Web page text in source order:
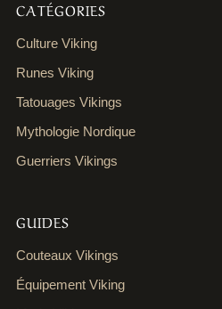
CATÉGORIES
Culture Viking
Runes Viking
Tatouages Vikings
Mythologie Nordique
Guerriers Vikings
GUIDES
Couteaux Vikings
Équipement Viking